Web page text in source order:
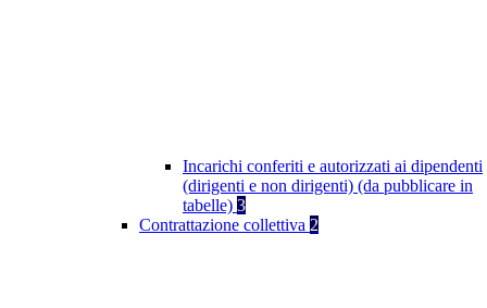
Incarichi conferiti e autorizzati ai dipendenti
(dirigenti e non dirigenti) (da pubblicare in
tabelle) 3
Contrattazione collettiva 2